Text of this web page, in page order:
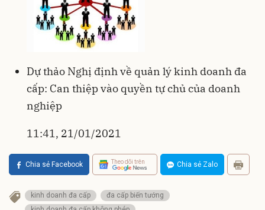
Dự thảo Nghị định về quản lý kinh doanh đa
cấp: Can thiệp vào quyền tự chủ của doanh
nghiệp
11:41, 21/01/2021
Chia sẻ Facebook Theo dõi trên Chia sẻ Zalo
kinh doanh đa cấp
đa cấp biến tướng